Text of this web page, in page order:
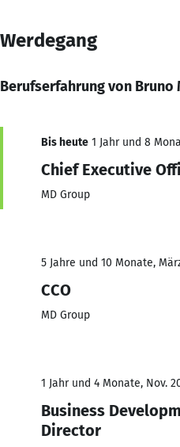
Werdegang
Berufserfahrung von Bruno
Bis heute 1 Jahr und 8
Chief Executive
MD Group
5 Jahre und 10 Monate,
CCO
MD Group
1 Jahr und 4 Monate, Nov.
Business
Director